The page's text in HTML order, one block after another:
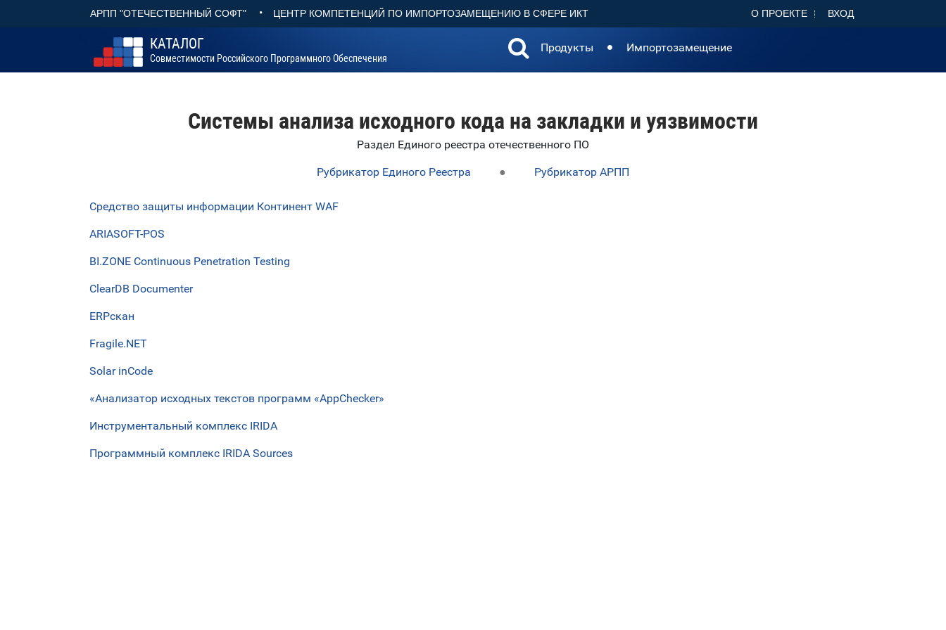
АРПП "ОТЕЧЕСТВЕННЫЙ СОФТ" • ЦЕНТР КОМПЕТЕНЦИЙ ПО ИМПОРТОЗАМЕЩЕНИЮ В СФЕРЕ ИКТ О ПРОЕКТЕ ВХОД
КАТАЛОГ
Совместимости Российского Программного Обеспечения
Продукты Импортозамещение
Системы анализа исходного кода на закладки и уязвимости
Раздел Единого реестра отечественного ПО
Рубрикатор Единого Реестра ● Рубрикатор АРПП
Средство защиты информации Континент WAF
ARIASOFT-POS
BI.ZONE Continuous Penetration Testing
ClearDB Documenter
ERPскан
Fragile.NET
Solar inCode
«Анализатор исходных текстов программ «AppChecker»
Инструментальный комплекс IRIDA
Программный комплекс IRIDA Sources